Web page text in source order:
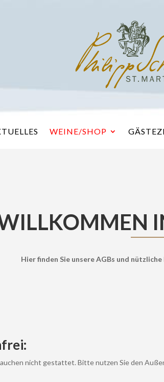
WEINE/SHOP
Hier finden Sie unsere AGBs und
nicht gestattet. Bitte nutzen Sie den